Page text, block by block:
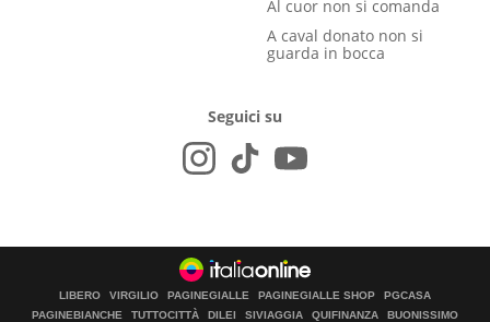
Al cuor non si comanda
A caval donato non si
guarda in bocca
Seguici su
LIBERO VIRGILIO PAGINEGIALLE PAGINEGIALLE SHOP
PGCASA
PAGINEBIANCHE
TUTTOCITTÀ DILEI SIVIAGGIA QUIFINANZA BUONISSIMO